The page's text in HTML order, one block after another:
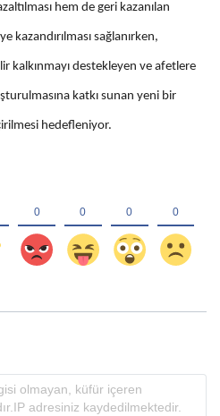
hem de geri kazanılan
kazandırılması sağlanırken,
kalkınmayı destekleyen ve afetlere
katkı sunan yeni bir
hedefleniyor.